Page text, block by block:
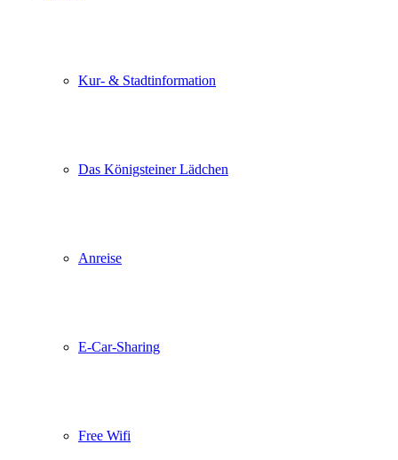
Kur- & Stadtinformation
Das Königsteiner Lädchen
Anreise
E-Car-Sharing
Free Wifi